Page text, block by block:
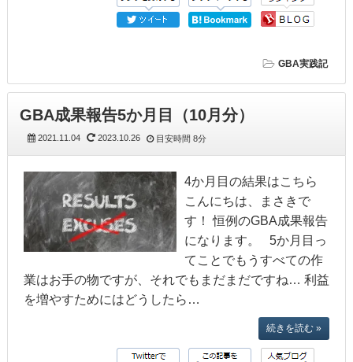
GBA実践記
GBA成果報告5か月目（10月分）
2021.11.04 2023.10.26 目安時間 8分
4か月目の結果はこちら
こんにちは、まさきで
す！ 恒例のGBA成果報告
になります。 5か月目っ
てことでもうすべての作
業はお手の物ですが、それでもまだまだですね… 利益
を増やすためにはどうしたら…
続きを読む »